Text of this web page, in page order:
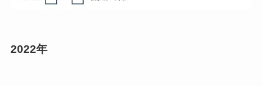
2022年